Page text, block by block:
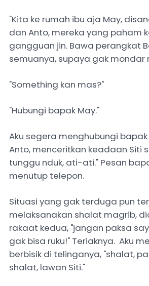
"Kita ke rumah ibu aja May,
dan Anto, mereka yang paham
gangguan jin. Bawa perangkat
semuanya, supaya gak mondar
"Something kan mas?"
"Hubungi bapak May."
Aku segera menghubungi
Anto, menceritkan keadaan Siti
tunggu nduk, ati-ati." Pesan
menutup telepon.
Situasi yang gak terduga pun
melaksanakan shalat magrib,
rakaat kedua, "jangan paksa
gak bisa ruku!" Teriaknya. Aku
berbisik di telinganya, "shalat,
shalat, lawan Siti."